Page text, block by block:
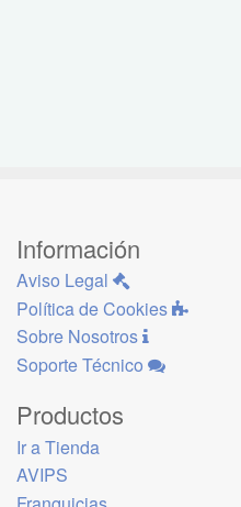
Información
Aviso Legal
Política de Cookies
Sobre Nosotros
Soporte Técnico
Productos
Ir a Tienda
AVIPS